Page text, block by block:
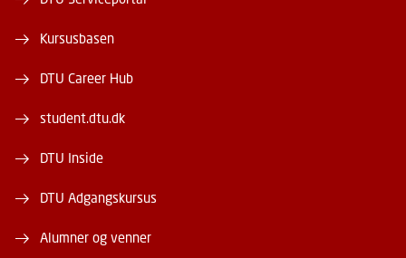
Kursusbasen
DTU Career Hub
student.dtu.dk
DTU Inside
DTU Adgangskursus
Alumner og venner